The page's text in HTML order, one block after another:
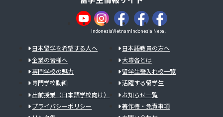
IndonesiaVietnamIndonesia Nepal
日本留学を希望する人へ
日本語教員の方へ
企業の皆様へ
大専各とは
専門学校の魅力
留学生受入れ校一覧
専門学校動画
活躍する留学生
出前授業（日本語学校向け）
お知らせ一覧
プライバシーポリシー
著作権・免責事項